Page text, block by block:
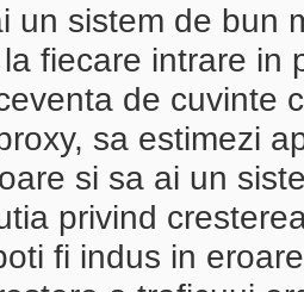
un sistem de bun
fiecare intrare in
de cuvinte
sa estimezi
si sa ai un
privind
fi indus in